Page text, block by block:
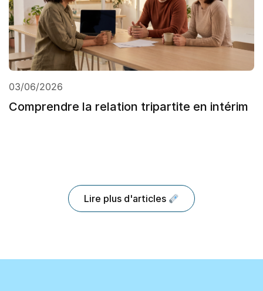
03/06/2026
Comprendre la relation tripartite en intérim
Lire plus d'articles